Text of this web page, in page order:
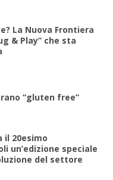
La Nuova Frontiera
& Play” che sta
“gluten free”
il 20esimo
un’edizione speciale
del settore